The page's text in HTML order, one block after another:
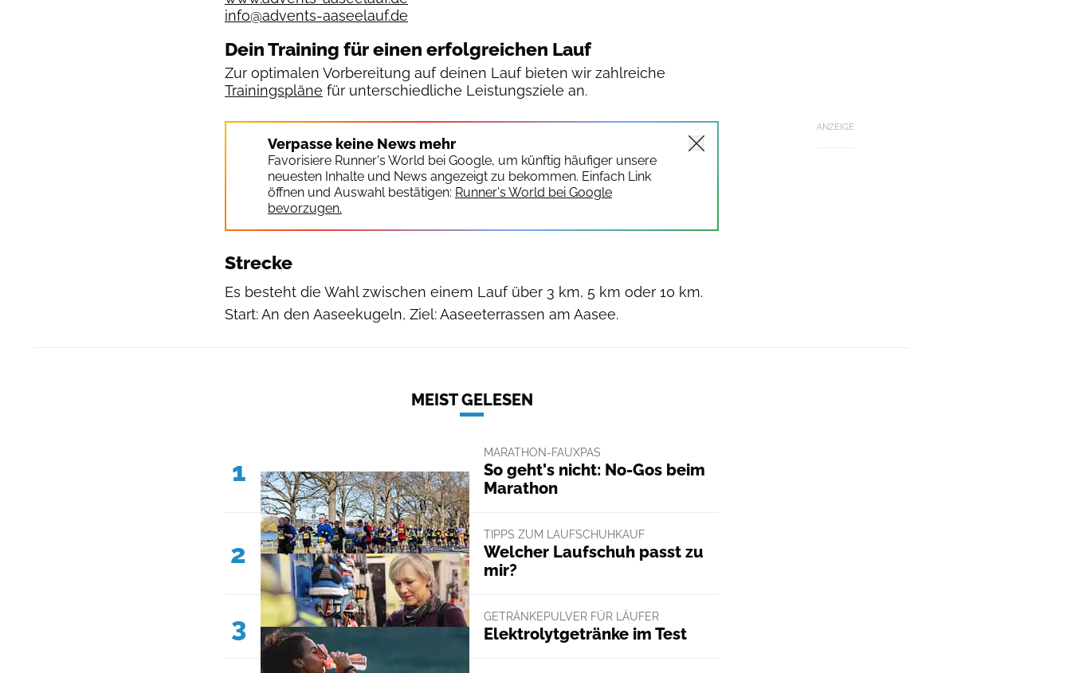
info@advents-aaseelauf.de
Dein Training für einen erfolgreichen Lauf
Zur optimalen Vorbereitung auf deinen Lauf bieten wir zahlreiche
Trainingspläne für unterschiedliche Leistungsziele an.
ANZEIGE
Verpasse keine News mehr
Favorisiere Runner's World bei Google, um künftig häufiger unsere
neuesten Inhalte und News angezeigt zu bekommen. Einfach Link
öffnen und Auswahl bestätigen: Runner's World bei Google
bevorzugen.
Strecke
Es besteht die Wahl zwischen einem Lauf über 3 km, 5 km oder 10 km.
Start: An den Aaseekugeln, Ziel: Aaseeterrassen am Aasee.
MEIST GELESEN
1
MARATHON-FAUXPAS
So geht's nicht: No-Gos beim
Marathon
2
TIPPS ZUM LAUFSCHUHKAUF
Welcher Laufschuh passt zu
mir?
3 GETRÄNKEPULVER FÜR LÄUFER
Elektrolytgetränke im Test